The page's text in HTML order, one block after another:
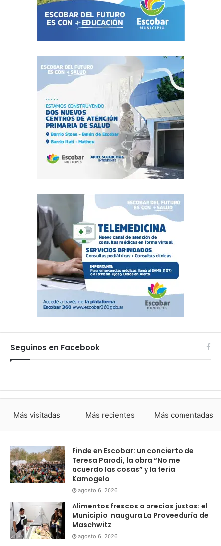
Seguinos en Facebook
Más visitadas Más recientes Más comentadas
Finde en Escobar: un concierto de
Teresa Parodi, la obra “No me
acuerdo las cosas” y la feria
Kamogelo
agosto 6, 2026
Alimentos frescos a precios justos: el
Municipio inaugura La Proveeduría de
Maschwitz
agosto 6, 2026